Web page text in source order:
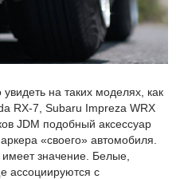
на таких моделях, как
RX‑7, Subaru Impreza WRX
JDM подобный аксессуар
«своего» автомобиля.
значение. Белые,
ассоциируются с